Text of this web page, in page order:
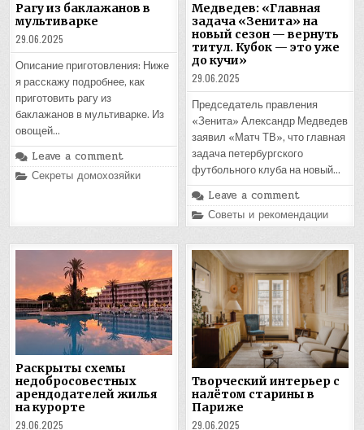
Рагу из баклажанов в
мультиварке
29.06.2025
Описание приготовления: Ниже
я расскажу подробнее, как
приготовить рагу из
баклажанов в мультиварке. Из
овощей…
Leave a comment
Posted
Секреты домохозяйки
Медведев: «Главная
задача «Зенита» на
новый сезон — вернуть
титул. Кубок — это уже
до кучи»
29.06.2025
Председатель правления
«Зенита» Александр Медведев
заявил «Матч ТВ», что главная
задача петербургского
футбольного клуба на новый…
Leave a comment
Posted
in
Советы и рекомендации
Раскрыты схемы
недобросовестных
арендодателей жилья
на курорте
29.06.2025
Творческий интерьер с
налётом старины в
Париже
29.06.2025